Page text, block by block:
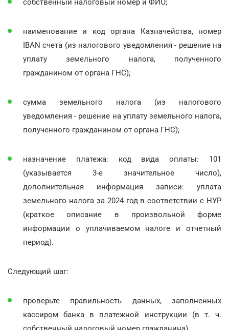
собственный налоговый номер и ФИО;
наименование и код органа Казначейства, номер
ІВАN счета (из налогового уведомления - решение на
уплату земельного налога, полученного
гражданином от органа ГНС);
сумма земельного налога (из налогового
уведомления - решение на уплату земельного налога,
полученного гражданином от органа ГНС);
назначение платежа: код вида оплаты: 101
(указывается 3-е значительное число),
дополнительная информация записи: уплата
земельного налога за 2024 год в соответствии с НУР
(краткое описание в произвольной форме
информации о уплачиваемом налоге и отчетный
период).
Следующий шаг:
проверьте правильность данных, заполненных
кассиром банка в платежной инструкции (в т. ч.